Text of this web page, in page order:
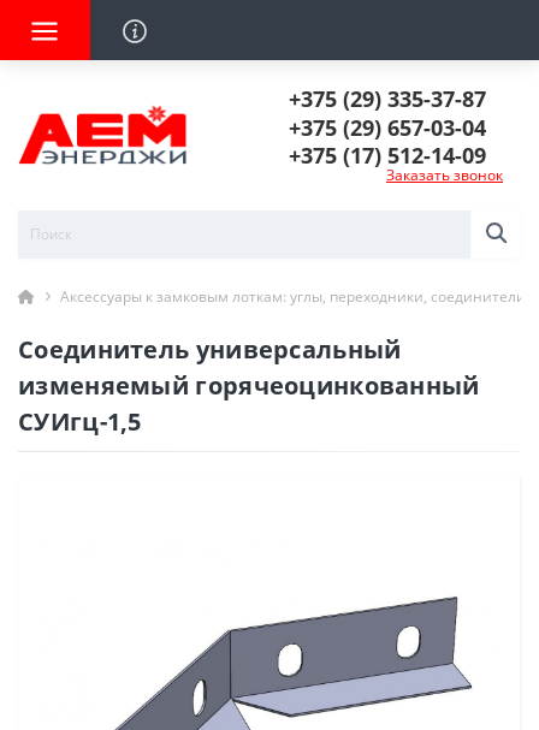
+375 (29) 335-37-87
+375 (29) 657-03-04
+375 (17) 512-14-09
Заказать звонок
Аксессуары к замковым лоткам: углы, переходники, соединители
Соединитель универсальный
изменяемый горячеоцинкованный
СУИгц-1,5